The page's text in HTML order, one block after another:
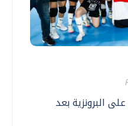
البرونزية بعد